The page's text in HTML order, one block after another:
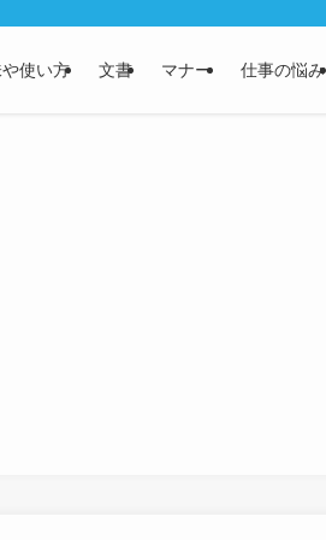
使い方 文書 マナー 仕事の悩み